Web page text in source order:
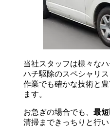
当社スタッフは様々な
ハチ駆除のスペシャリ
作業でも確かな技術と
ます。
お急ぎの場合でも、 最
清掃まできっちりと行い